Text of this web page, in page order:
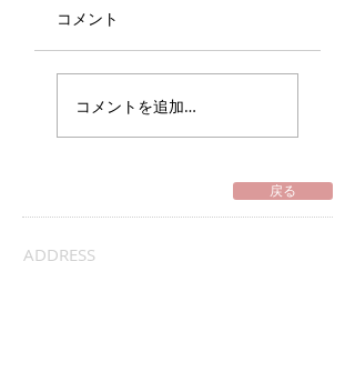
コメント
コメントを追加…
戻る
ADDRESS